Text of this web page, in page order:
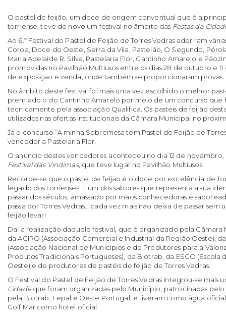
O pastel de feijão, um doce de origem conventual que é a
torriense, teve de novo um festival no âmbito das Festas da
Ao 6.º Festival do Pastel de Feijão de Torres Vedras aderiram
Coroa, Doce do Oeste, Serra da Vila, Pastelão, O Segundo,
Maria Adelaide R. Silva, Pastelaria Flor, Cantinho Amarelo e
promovidas no Pavilhão Multiusos entre os dias 28 de outubro e
de exposição e venda, onde também se proporcionaram provas.
No âmbito deste festival foi mais uma vez escolhido o melhor
premiado o do Cantinho Amarelo por meio de um concurso que
tecnicamente pela associação Qualifica. Os pastéis de feijão
utilizados nas ofertas institucionais da Câmara Municipal no
Já o concurso “A minha Sobremesa tem Pastel de Feijão de
vencedor a Pastelaria Flor.
O anúncio destes vencedores aconteceu no dia 12 de
Festival das Vindimas, que teve lugar no Pavilhão Multiusos.
Recorde-se que o pastel de feijão é o doce por excelência de
legado dos torrienses. É um dos sabores que representa a sua
passar dos séculos, amassado por mãos conhecedoras e
passa por Torres Vedras… cada vez mais não deixa de passar sem
feijão levar!
Daí a realização daquele festival, que é organizado pela
da ACIRO (Associação Comercial e Industrial da Região Oeste),
(Associação Nacional de Municípios e de Produtores para a
Produtos Tradicionais Portugueses), da Biotrab, da ESCO
Oeste) e de produtores de pastéis de feijão de Torres Vedras.
O Festival do Pastel de Feijão de Torres Vedras integrou-se mais
Cidadeque foram organizadas pelo Município, patrocinadas
pela Biotrab, Fepal e Oeste Portugal, e tiveram como água
Golf Mar como hotel oficial.